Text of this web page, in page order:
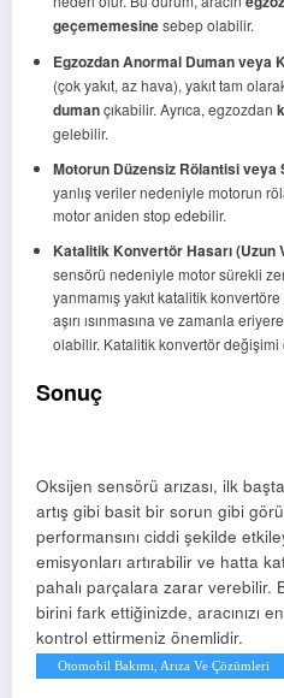
geçememesinesebep olabilir.
Egzozdan Anormal Duman veya
(çok yakıt, az hava), yakıt tam
dumançıkabilir. Ayrıca, egzozdan
gelebilir.
Motorun Düzensiz Rölantisi veya
yanlış veriler nedeniyle motorun
motor aniden stop edebilir.
Katalitik Konvertör Hasarı (Uzun
sensörü nedeniyle motor sürekli
yanmamış yakıt katalitik
aşırı ısınmasına ve zamanla
olabilir. Katalitik konvertör değişimi
Sonuç
Oksijen sensörü arızası, ilk
artış gibi basit bir sorun gibi
performansını ciddi şekilde
emisyonları artırabilir ve hatta
pahalı parçalara zarar verebilir.
birini fark ettiğinizde, aracınızı
kontrol ettirmeniz önemlidir.
Otomobil Bakımı, Arıza Ve Çözümleri